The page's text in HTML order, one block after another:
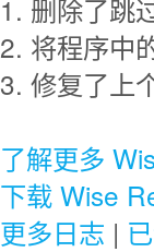
1. 删除了跳
2. 将程序中
3. 修复了上
了解更多
下载 Wise
更多日志 |